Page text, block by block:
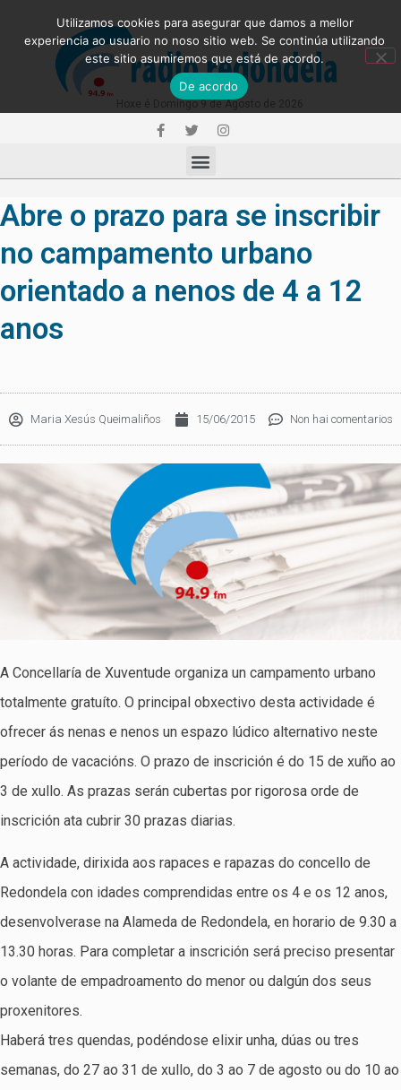
Abre o prazo para se inscribir
no campamento urbano
orientado a nenos de 4 a 12
anos
Maria Xesús Queimaliños 15/06/2015 Non hai comentarios
A Concellaría de Xuventude organiza un campamento urbano
totalmente gratuíto. O principal obxectivo desta actividade é
ofrecer ás nenas e nenos un espazo lúdico alternativo neste
período de vacacións. O prazo de inscrición é do 15 de xuño ao
3 de xullo. As prazas serán cubertas por rigorosa orde de
inscrición ata cubrir 30 prazas diarias.
A actividade, dirixida aos rapaces e rapazas do concello de
Redondela con idades comprendidas entre os 4 e os 12 anos,
desenvolverase na Alameda de Redondela, en horario de 9.30 a
13.30 horas. Para completar a inscrición será preciso presentar
o volante de empadroamento do menor ou dalgún dos seus
proxenitores.
Haberá tres quendas, podéndose elixir unha, dúas ou tres
semanas, do 27 ao 31 de xullo, do 3 ao 7 de agosto ou do 10 ao
Utilizamos cookies para asegurar que damos a mellor
experiencia ao usuario no noso sitio web. Se continúa utilizando
este sitio asumiremos que está de acordo.
De acordo